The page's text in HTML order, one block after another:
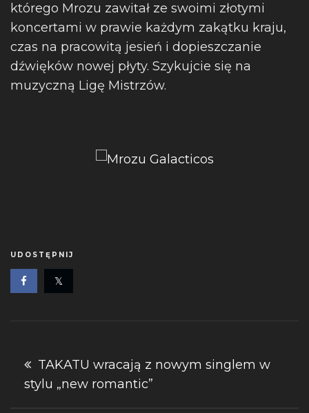
którego Mrozu zawitał ze swoimi złotymi
koncertami w prawie każdym zakątku kraju,
czas na pracowitą jesień i dopieszczanie
dźwięków nowej płyty. Szykujcie się na
muzyczną Ligę Mistrzów.
UDOSTĘPNIJ
Nawigacja
wpisu
TAKATU wracają z nowym singlem w
stylu „new romantic”